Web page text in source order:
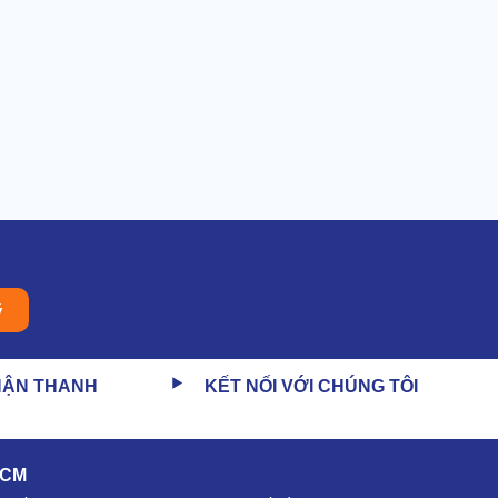
THANH
KẾT NỐI VỚI CHÚNG TÔI